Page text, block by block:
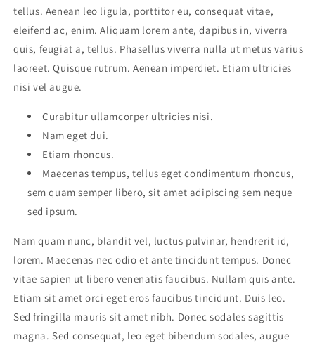
tellus. Aenean leo ligula, porttitor eu, consequat vitae,
eleifend ac, enim. Aliquam lorem ante, dapibus in, viverra
quis, feugiat a, tellus. Phasellus viverra nulla ut metus varius
laoreet. Quisque rutrum. Aenean imperdiet. Etiam ultricies
nisi vel augue.
Curabitur ullamcorper ultricies nisi.
Nam eget dui.
Etiam rhoncus.
Maecenas tempus, tellus eget condimentum rhoncus,
sem quam semper libero, sit amet adipiscing sem neque
sed ipsum.
Nam quam nunc, blandit vel, luctus pulvinar, hendrerit id,
lorem. Maecenas nec odio et ante tincidunt tempus. Donec
vitae sapien ut libero venenatis faucibus. Nullam quis ante.
Etiam sit amet orci eget eros faucibus tincidunt. Duis leo.
Sed fringilla mauris sit amet nibh. Donec sodales sagittis
magna. Sed consequat, leo eget bibendum sodales, augue